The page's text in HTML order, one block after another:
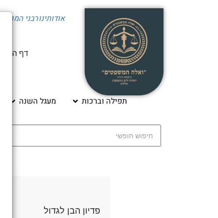
אודותינורבני המכון
דף הבית
תפילה וברכות מעגל השנה
פדיון הבן לגדול